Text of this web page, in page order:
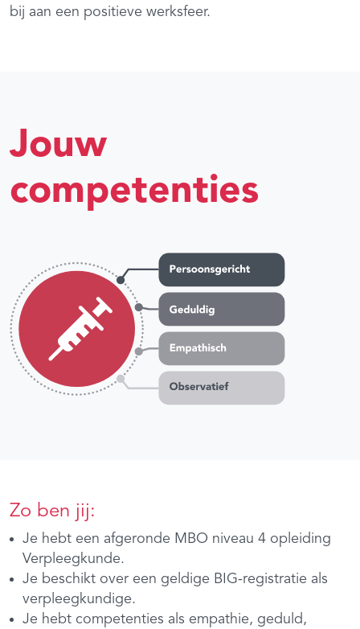
bij aan een positieve werksfeer.
Jouw
competenties
Zo ben jij:
Je hebt een afgeronde MBO niveau 4 opleiding
Verpleegkunde.
Je beschikt over een geldige BIG-registratie als
verpleegkundige.
Je hebt competenties als empathie, geduld,